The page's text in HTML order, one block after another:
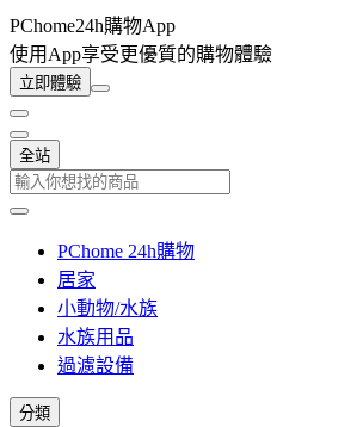
PChome24h購物App
使用App享受更優質的購物體驗
立即體驗
全站
PChome 24h購物
居家
小動物/水族
水族用品
過濾設備
分類